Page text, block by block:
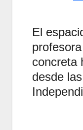
El
concreta
desde